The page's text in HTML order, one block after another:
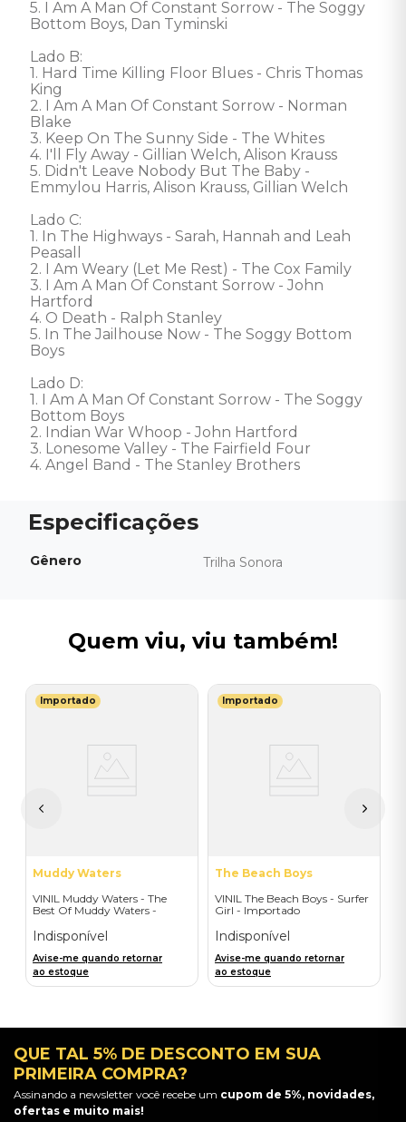
5. I Am A Man Of Constant Sorrow - The Soggy
Bottom Boys, Dan Tyminski
Lado B:
1. Hard Time Killing Floor Blues - Chris Thomas
King
2. I Am A Man Of Constant Sorrow - Norman
Blake
3. Keep On The Sunny Side - The Whites
4. I'll Fly Away - Gillian Welch, Alison Krauss
5. Didn't Leave Nobody But The Baby -
Emmylou Harris, Alison Krauss, Gillian Welch
Lado C:
1. In The Highways - Sarah, Hannah and Leah
Peasall
2. I Am Weary (Let Me Rest) - The Cox Family
3. I Am A Man Of Constant Sorrow - John
Hartford
4. O Death - Ralph Stanley
5. In The Jailhouse Now - The Soggy Bottom
Boys
Lado D:
1. I Am A Man Of Constant Sorrow - The Soggy
Bottom Boys
2. Indian War Whoop - John Hartford
3. Lonesome Valley - The Fairfield Four
4. Angel Band - The Stanley Brothers
Gênero Trilha Sonora
Quem viu, viu também!
Importado
Muddy Waters
VINIL Muddy Waters - The
Best Of Muddy Waters -
Indisponível
Avise-me quando retornar
ao estoque
Importado
The Beach Boys
VINIL The Beach Boys - Surfer
Girl - Importado
Indisponível
Avise-me quando retornar
ao estoque
QUE TAL 5% DE DESCONTO EM SUA
PRIMEIRA COMPRA?
Assinando a newsletter você recebe um cupom de 5%, novidades,
ofertas e muito mais!